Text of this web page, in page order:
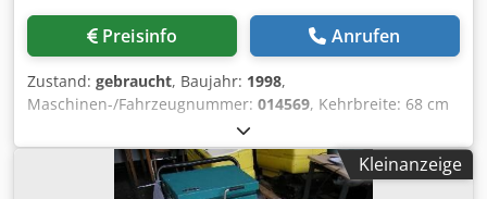
Preisinfo Anrufen
Zustand: gebraucht, Baujahr: 1998,
Maschinen-/Fahrzeugnummer: 014569, Kehrbreite: 68 cm
Leistung: 1800 Watt Maschinengewicht ca.: 0,23 t
Raumbedarf ca.: 55 x 130 x 110 cm - Ladegerät integriert
Dcodscxxutopfx Anujk
Kleinanzeige